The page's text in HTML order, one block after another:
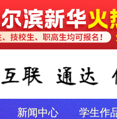
新闻中心 学生作